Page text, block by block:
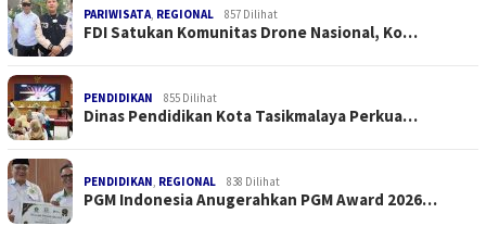
PARIWISATA, REGIONAL 857 Dilihat
FDI Satukan Komunitas Drone Nasional, Ko…
PENDIDIKAN 855 Dilihat
Dinas Pendidikan Kota Tasikmalaya Perkua…
PENDIDIKAN, REGIONAL 838 Dilihat
PGM Indonesia Anugerahkan PGM Award 2026…